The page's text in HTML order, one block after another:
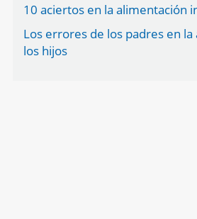
10 aciertos en la alimentación
Los errores de los padres en
los hijos